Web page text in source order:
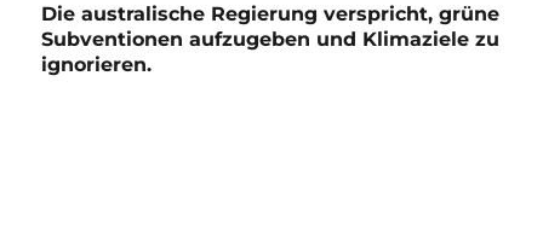
Die australische Regierung verspricht, grüne
Subventionen aufzugeben und Klimaziele zu
ignorieren.